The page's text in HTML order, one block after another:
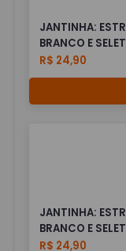
JANTINHA:
BRANCO E
R$ 24,90
JANTINHA:
BRANCO E
R$ 24,90